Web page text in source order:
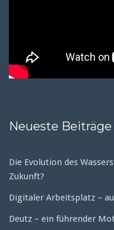
Neueste Beiträge
Die Evolution des
Zukunft?
Digitaler Arbeitsplatz –
Deutz – ein führender